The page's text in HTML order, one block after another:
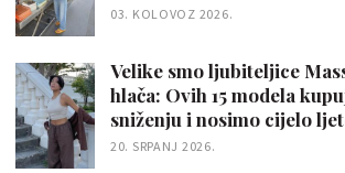
03. KOLOVOZ 2026.
Velike smo ljubiteljice
hlača: Ovih 15 modela
sniženju i nosimo cijelo
20. SRPANJ 2026.